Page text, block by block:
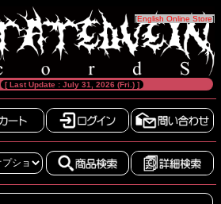
[English Online Store]
[ Last Update : July 31, 2026 (Fri.) ]